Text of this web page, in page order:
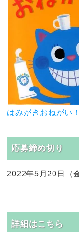
はみがきおねがい
応募締め切り
2022年5月20日（
詳細はこちら